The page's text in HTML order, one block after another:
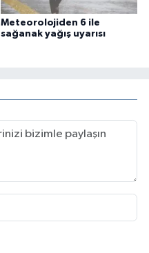
Meteorolojiden 6 ile
sağanak yağış uyarısı